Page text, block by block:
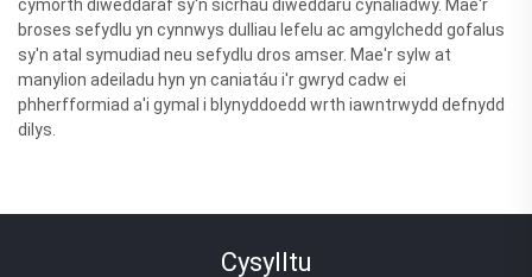
cymorth diweddaraf sy'n sicrhau diweddaru cynaliadwy. Mae'r
broses sefydlu yn cynnwys dulliau lefelu ac amgylchedd gofalus
sy'n atal symudiad neu sefydlu dros amser. Mae'r sylw at
manylion adeiladu hyn yn caniatáu i'r gwryd cadw ei
phherfformiad a'i gymal i blynyddoedd wrth iawntrwydd defnydd
dilys.
Cysylltu